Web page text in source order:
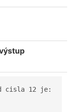
cisla 12 je: